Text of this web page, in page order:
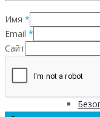
ХОБЛ
Имя *
Email *
Сайт